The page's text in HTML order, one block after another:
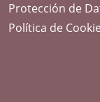
Protección de
Política de